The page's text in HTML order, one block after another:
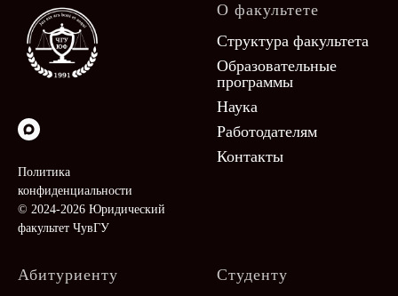
Политика
конфиденциальности
© 2024-2026 Юридический
факультет ЧувГУ
О факультете
Структура факультета
Образовательные
программы
Наука
Работодателям
Контакты
Абитуриенту
Студенту